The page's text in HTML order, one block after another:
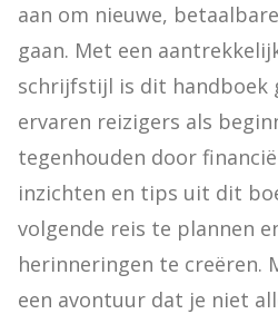
aan om nieuwe,
gaan. Met een
schrijfstijl is dit handboek
ervaren reizigers als
tegenhouden door
inzichten en tips uit dit
volgende reis te plannen
herinneringen te creëren.
een avontuur dat je niet